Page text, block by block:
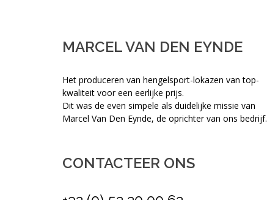
MARCEL VAN DEN EYNDE
Het produceren van hengelsport-lokazen van top-
kwaliteit voor een eerlijke prijs.
Dit was de even simpele als duidelijke missie van
Marcel Van Den Eynde, de oprichter van ons bedrijf.
CONTACTEER ONS